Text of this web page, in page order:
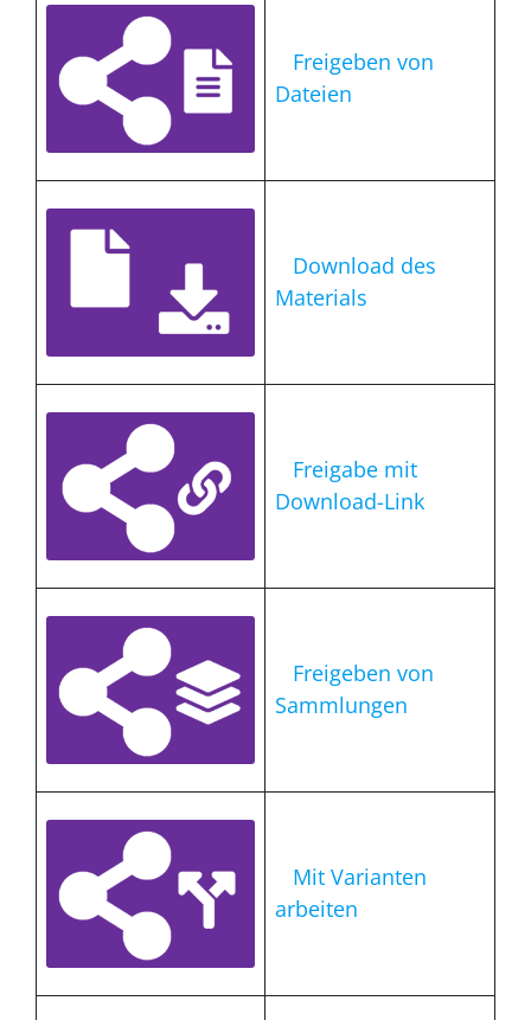
Freigeben von
Dateien
Download des
Materials
Freigabe mit
Download-Link
Freigeben von
Sammlungen
Mit Varianten
arbeiten